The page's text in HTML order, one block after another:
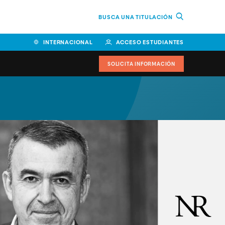
BUSCA UNA TITULACIÓN
INTERNACIONAL ACCESO ESTUDIANTES
Educación y Humanidades
Facultad de Ciencias de la
Salud
Facultad de Economía y
Empresa
Escuela Superior de Ingeniería
y Tecnología (ESIT)
Facultad de Derecho
SOLICITA INFORMACIÓN